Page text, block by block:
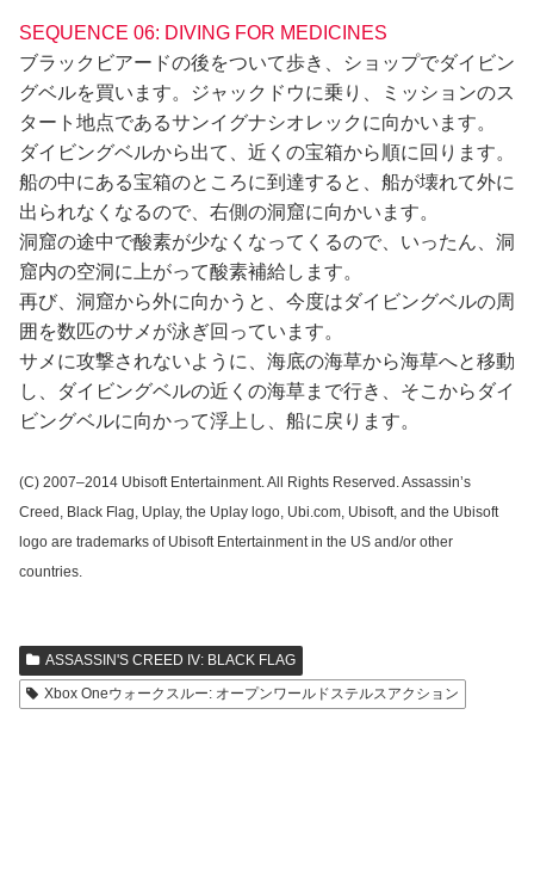
SEQUENCE 06: DIVING FOR MEDICINES
ブラックビアードの後をついて歩き、ショップでダイビン
グベルを買います。ジャックドウに乗り、ミッションのス
タート地点であるサンイグナシオレックに向かいます。
ダイビングベルから出て、近くの宝箱から順に回ります。
船の中にある宝箱のところに到達すると、船が壊れて外に
出られなくなるので、右側の洞窟に向かいます。
洞窟の途中で酸素が少なくなってくるので、いったん、洞
窟内の空洞に上がって酸素補給します。
再び、洞窟から外に向かうと、今度はダイビングベルの周
囲を数匹のサメが泳ぎ回っています。
サメに攻撃されないように、海底の海草から海草へと移動
し、ダイビングベルの近くの海草まで行き、そこからダイ
ビングベルに向かって浮上し、船に戻ります。
(C) 2007–2014 Ubisoft Entertainment. All Rights Reserved. Assassin’s
Creed, Black Flag, Uplay, the Uplay logo, Ubi.com, Ubisoft, and the Ubisoft
logo are trademarks of Ubisoft Entertainment in the US and/or other
countries.
ASSASSIN'S CREED IV: BLACK FLAG
Xbox Oneウォークスルー: オープンワールドステルスアクション